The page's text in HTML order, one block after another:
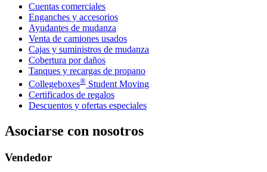
Cuentas comerciales
Enganches y accesorios
Ayudantes de mudanza
Venta de camiones usados
Cajas y suministros de mudanza
Cobertura por daños
Tanques y recargas de propano
Collegeboxes® Student Moving
Certificados de regalos
Descuentos y ofertas especiales
Asociarse con nosotros
Vendedor